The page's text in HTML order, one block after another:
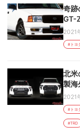
奇跡
GT-
2021
#トヨ
北米
製海
2021
#トヨ
#TRD